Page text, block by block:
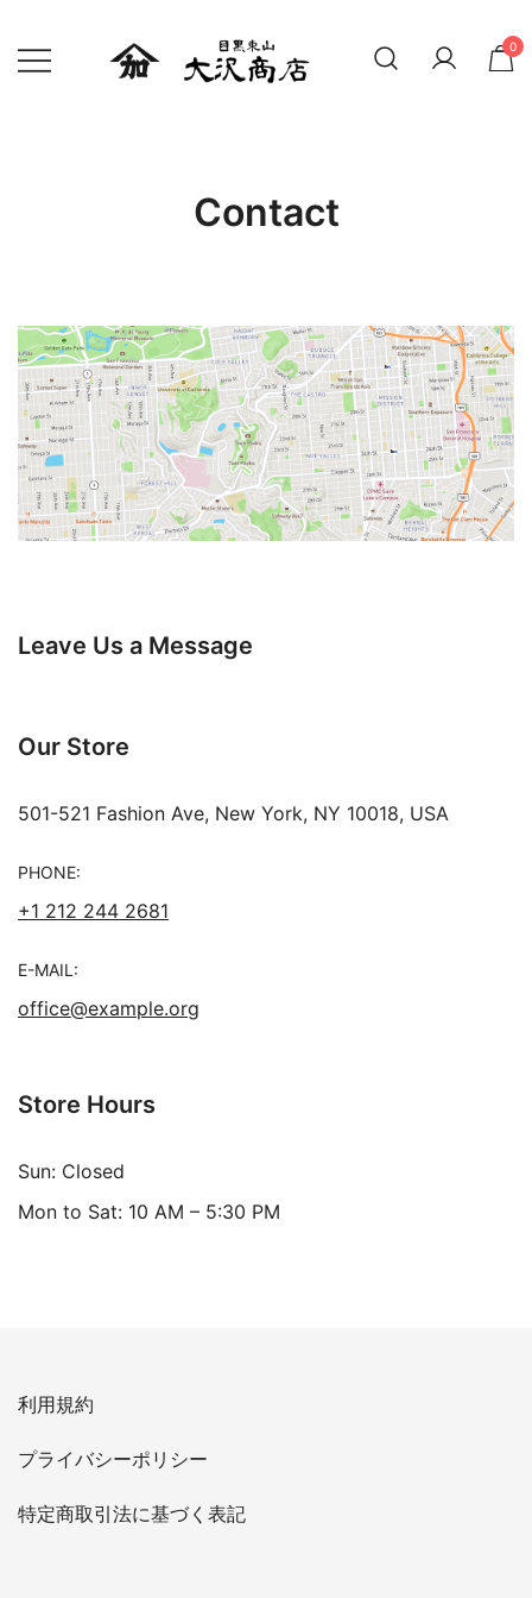
0
Contact
Leave Us a Message
Our Store
501-521 Fashion Ave, New York, NY 10018, USA
PHONE:
+1 212 244 2681
E-MAIL:
office@example.org
Store Hours
Sun: Closed
Mon to Sat: 10 AM – 5:30 PM
利用規約
プライバシーポリシー
特定商取引法に基づく表記